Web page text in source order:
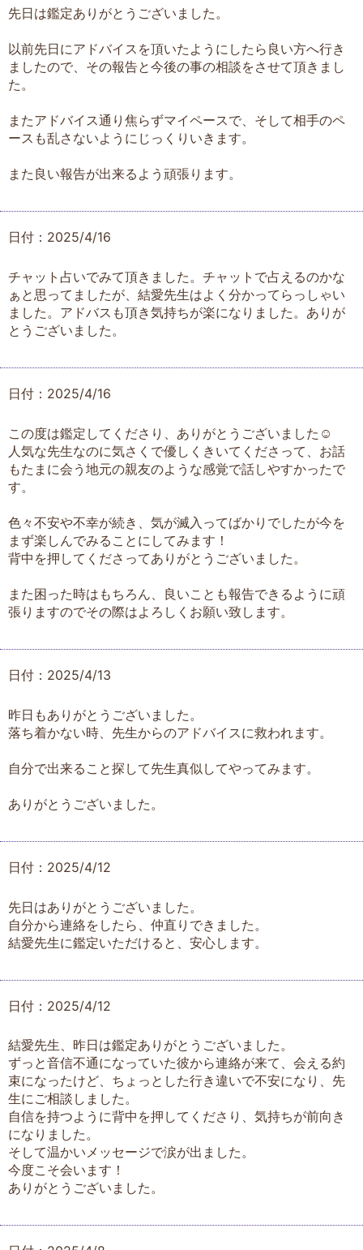
先日は鑑定ありがとうございました。
以前先日にアドバイスを頂いたようにしたら良い方へ行き
ましたので、その報告と今後の事の相談をさせて頂きまし
た。
またアドバイス通り焦らずマイペースで、そして相手のペ
ースも乱さないようにじっくりいきます。
また良い報告が出来るよう頑張ります。
日付：2025/4/16
チャット占いでみて頂きました。チャットで占えるのかな
ぁと思ってましたが、結愛先生はよく分かってらっしゃい
ました。アドバスも頂き気持ちが楽になりました。ありが
とうございました。
日付：2025/4/16
この度は鑑定してくださり、ありがとうございました☺︎︎
人気な先生なのに気さくで優しくきいてくださって、お話
もたまに会う地元の親友のような感覚で話しやすかったで
す。
色々不安や不幸が続き、気が滅入ってばかりでしたが今を
まず楽しんでみることにしてみます！
背中を押してくださってありがとうございました。
また困った時はもちろん、良いことも報告できるように頑
張りますのでその際はよろしくお願い致します。
日付：2025/4/13
昨日もありがとうございました。
落ち着かない時、先生からのアドバイスに救われます。
自分で出来ること探して先生真似してやってみます。
ありがとうございました。
日付：2025/4/12
先日はありがとうございました。
自分から連絡をしたら、仲直りできました。
結愛先生に鑑定いただけると、安心します。
日付：2025/4/12
結愛先生、昨日は鑑定ありがとうございました。
ずっと音信不通になっていた彼から連絡が来て、会える約
束になったけど、ちょっとした行き違いで不安になり、先
生にご相談しました。
自信を持つように背中を押してくださり、気持ちが前向き
になりました。
そして温かいメッセージで涙が出ました。
今度こそ会います！
ありがとうございました。